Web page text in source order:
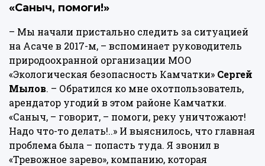
«Саныч, помоги!»
– Мы начали пристально следить за ситуацией
на Асаче в 2017-м, – вспоминает руководитель
природоохранной организации МОО
«Экологическая безопасность Камчатки» Сергей
Мылов. – Обратился ко мне охотпользователь,
арендатор угодий в этом районе Камчатки.
«Саныч, – говорит, – помоги, реку уничтожают!
Надо что-то делать!..» И выяснилось, что главная
проблема была – попасть туда. Я звонил в
«Тревожное зарево», компанию, которая